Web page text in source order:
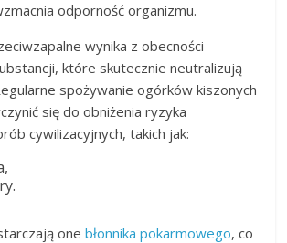
odporność organizmu.
wynika z obecności
które skutecznie neutralizują
spożywanie ogórków kiszonych
się do obniżenia ryzyka
cywilizacyjnych, takich jak:
onebłonnika pokarmowego, co